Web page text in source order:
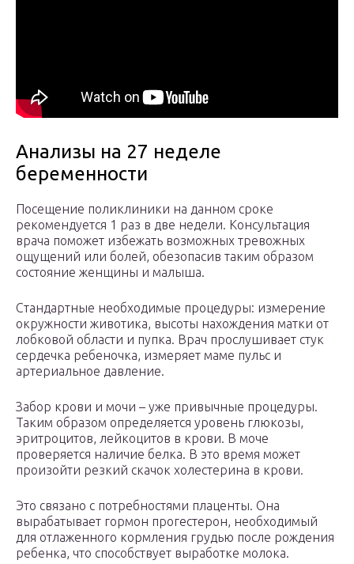
Анализы на 27 неделе
беременности
Посещение поликлиники на данном сроке
рекомендуется 1 раз в две недели. Консультация
врача поможет избежать возможных тревожных
ощущений или болей, обезопасив таким образом
состояние женщины и малыша.
Стандартные необходимые процедуры: измерение
окружности животика, высоты нахождения матки от
лобковой области и пупка. Врач прослушивает стук
сердечка ребеночка, измеряет маме пульс и
артериальное давление.
Забор крови и мочи – уже привычные процедуры.
Таким образом определяется уровень глюкозы,
эритроцитов, лейкоцитов в крови. В моче
проверяется наличие белка. В это время может
произойти резкий скачок холестерина в крови.
Это связано с потребностями плаценты. Она
вырабатывает гормон прогестерон, необходимый
для отлаженного кормления грудью после рождения
ребенка, что способствует выработке молока.